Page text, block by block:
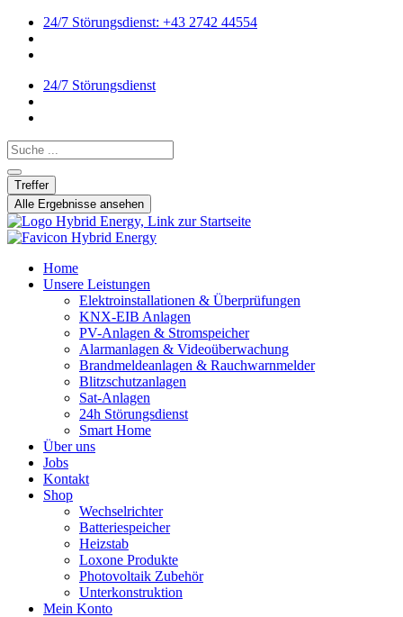
24/7 Störungsdienst: +43 2742 44554
24/7 Störungsdienst
Search ...
Treffer
Alle Ergebnisse ansehen
Home
Unsere Leistungen
Elektroinstallationen & Überprüfungen
KNX-EIB Anlagen
PV-Anlagen & Stromspeicher
Alarmanlagen & Videoüberwachung
Brandmeldeanlagen & Rauchwarnmelder
Blitzschutzanlagen
Sat-Anlagen
24h Störungsdienst
Smart Home
Über uns
Jobs
Kontakt
Shop
Wechselrichter
Batteriespeicher
Heizstab
Loxone Produkte
Photovoltaik Zubehör
Unterkonstruktion
Mein Konto